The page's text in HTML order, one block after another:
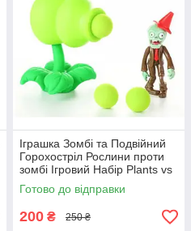
Іграшка Зомбі та Подвійний
Горохостріл Рослини проти
зомбі Ігровий Набір Plants vs
Zombies (00173)
Готово до відправки
200 ₴ 250 ₴